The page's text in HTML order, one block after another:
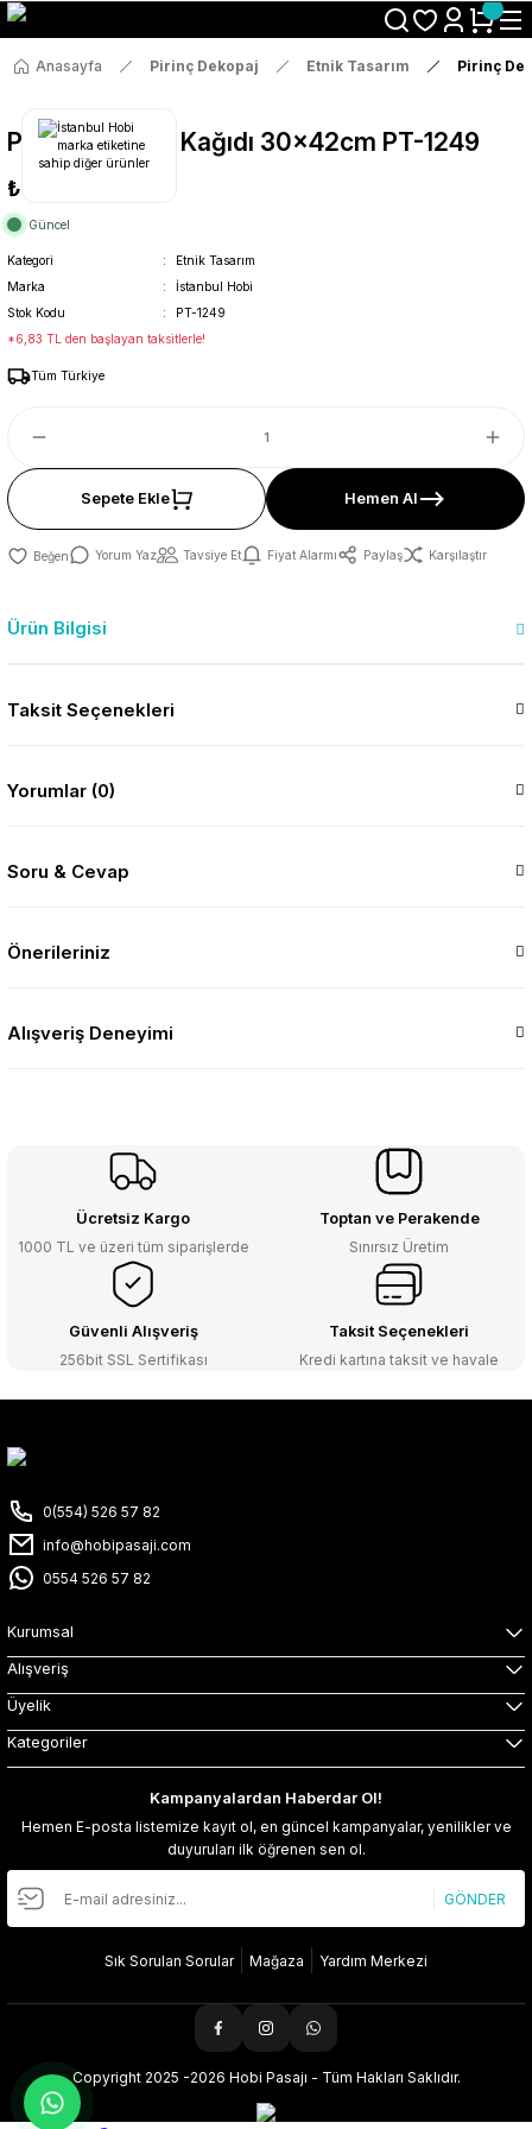
Size Özel "HG10" Koduyla Sepette Hemen %10 İndirimi Kaçırma
Anasayfa Pirinç Dekopaj Etnik Tasarım Pirinç
Pirinç Dekopaj Kağıdı 30x42cm PT-1249
₺36
Güncel
Kategori
Etnik Tasarım
Marka
İstanbul Hobi
Stok Kodu
PT-1249
*6,83 TL den başlayan taksitlerle!
Tüm Türkiye
Sepete Ekle Hemen Al
Yorum Yaz Tavsiye Et Fiyat Alarmı Paylaş Karşılaştır
Ürün Bilgisi
Taksit Seçenekleri
Yorumlar (0)
Soru & Cevap
Önerileriniz
Alışveriş Deneyimi
Ücretsiz Kargo
1000 TL ve üzeri tüm siparişlerde
Toptan ve Perakende
Sınırsız Üretim
Güvenli Alışveriş
256bit SSL Sertifikası
Taksit Seçenekleri
Kredi kartına taksit ve havale
0(554) 526 57 82
info@hobipasaji.com
0554 526 57 82
Kurumsal
Alışveriş
Üyelik
Kategoriler
Kampanyalardan Haberdar Ol!
Hemen E-posta listemize kayıt ol, en güncel kampanyalar, yenilikler ve
duyuruları ilk öğrenen sen ol.
GÖNDER
Sık Sorulan Sorular Mağaza Yardım Merkezi
Copyright 2025 -2026 Hobi Pasajı - Tüm Hakları Saklıdır.